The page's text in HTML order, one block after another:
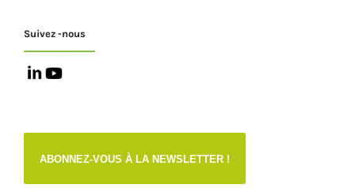
Suivez -nous
ABONNEZ-VOUS À LA NEWSLETTER !